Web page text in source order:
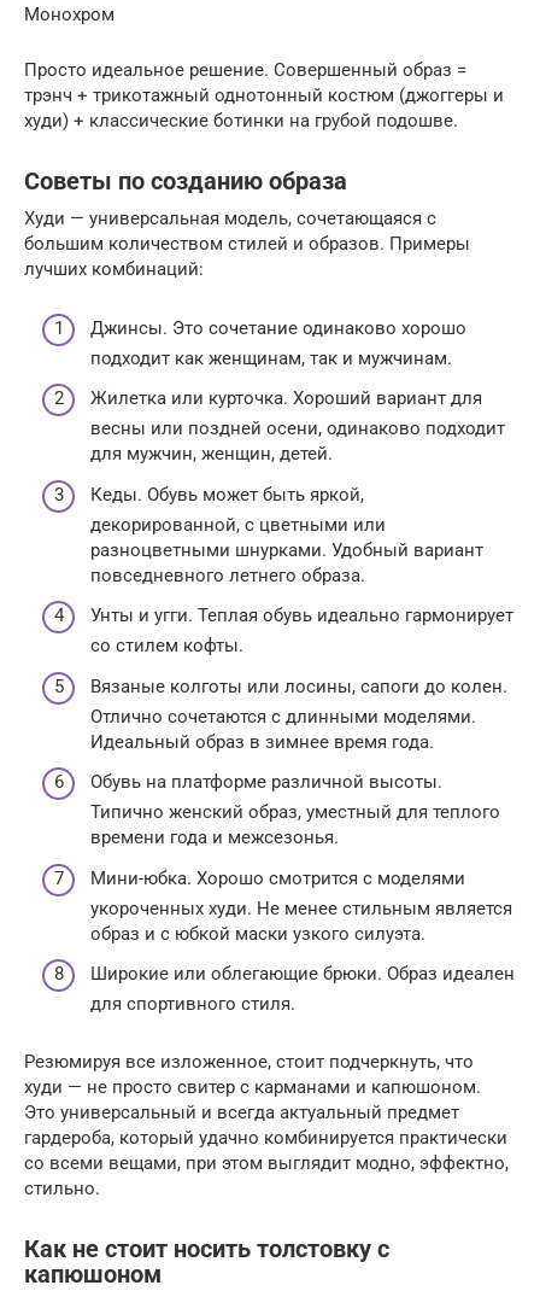
Монохром
Просто идеальное решение. Совершенный образ =
трэнч + трикотажный однотонный костюм (джоггеры и
худи) + классические ботинки на грубой подошве.
Советы по созданию образа
Худи — универсальная модель, сочетающаяся с
большим количеством стилей и образов. Примеры
лучших комбинаций:
Джинсы. Это сочетание одинаково хорошо
подходит как женщинам, так и мужчинам.
Жилетка или курточка. Хороший вариант для
весны или поздней осени, одинаково подходит
для мужчин, женщин, детей.
Кеды. Обувь может быть яркой,
декорированной, с цветными или
разноцветными шнурками. Удобный вариант
повседневного летнего образа.
Унты и угги. Теплая обувь идеально гармонирует
со стилем кофты.
Вязаные колготы или лосины, сапоги до колен.
Отлично сочетаются с длинными моделями.
Идеальный образ в зимнее время года.
Обувь на платформе различной высоты.
Типично женский образ, уместный для теплого
времени года и межсезонья.
Мини-юбка. Хорошо смотрится с моделями
укороченных худи. Не менее стильным является
образ и с юбкой маски узкого силуэта.
Широкие или облегающие брюки. Образ идеален
для спортивного стиля.
Резюмируя все изложенное, стоит подчеркнуть, что
худи — не просто свитер с карманами и капюшоном.
Это универсальный и всегда актуальный предмет
гардероба, который удачно комбинируется практически
со всеми вещами, при этом выглядит модно, эффектно,
стильно.
Как не стоит носить толстовку с
капюшоном